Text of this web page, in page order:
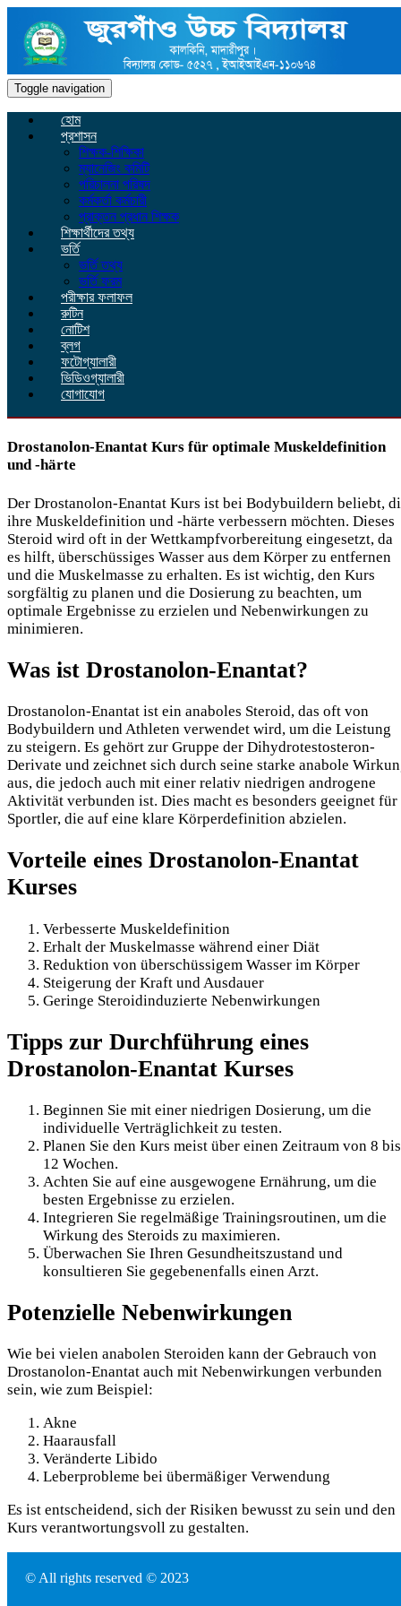
Toggle navigation
হোম
প্রশাসন
শিক্ষক-শিক্ষিকা
ম্যানেজিং কমিটি
পরিচালনা পরিষদ
কর্মকর্তা কর্মচারী
প্রাক্তন প্রধান শিক্ষক
শিক্ষার্থীদের তথ্য
ভর্তি
ভর্তি তথ্য
ভর্তি ফরম
পরীক্ষার ফলাফল
রুটিন
নোটিশ
ব্লগ
ফটোগ্যালারী
ভিডিওগ্যালারী
যোগাযোগ
Drostanolon-Enantat Kurs für optimale Muskeldefinition
und -härte
Der Drostanolon-Enantat Kurs ist bei Bodybuildern beliebt,
ihre Muskeldefinition und -härte verbessern möchten. Dieses
Steroid wird oft in der Wettkampfvorbereitung eingesetzt, da
es hilft, überschüssiges Wasser aus dem Körper zu entfernen
und die Muskelmasse zu erhalten. Es ist wichtig, den Kurs
sorgfältig zu planen und die Dosierung zu beachten, um
optimale Ergebnisse zu erzielen und Nebenwirkungen zu
minimieren.
Was ist Drostanolon-Enantat?
Drostanolon-Enantat ist ein anaboles Steroid, das oft von
Bodybuildern und Athleten verwendet wird, um die Leistung
zu steigern. Es gehört zur Gruppe der Dihydrotestosteron-
Derivate und zeichnet sich durch seine starke anabole
aus, die jedoch auch mit einer relativ niedrigen androgene
Aktivität verbunden ist. Dies macht es besonders geeignet für
Sportler, die auf eine klare Körperdefinition abzielen.
Vorteile eines Drostanolon-Enantat
Kurses
Verbesserte Muskeldefinition
Erhalt der Muskelmasse während einer Diät
Reduktion von überschüssigem Wasser im Körper
Steigerung der Kraft und Ausdauer
Geringe Steroidinduzierte Nebenwirkungen
Tipps zur Durchführung eines
Drostanolon-Enantat Kurses
Beginnen Sie mit einer niedrigen Dosierung, um die
individuelle Verträglichkeit zu testen.
Planen Sie den Kurs meist über einen Zeitraum von 8 bis
12 Wochen.
Achten Sie auf eine ausgewogene Ernährung, um die
besten Ergebnisse zu erzielen.
Integrieren Sie regelmäßige Trainingsroutinen, um die
Wirkung des Steroids zu maximieren.
Überwachen Sie Ihren Gesundheitszustand und
konsultieren Sie gegebenenfalls einen Arzt.
Potenzielle Nebenwirkungen
Wie bei vielen anabolen Steroiden kann der Gebrauch von
Drostanolon-Enantat auch mit Nebenwirkungen verbunden
sein, wie zum Beispiel:
Akne
Haarausfall
Veränderte Libido
Leberprobleme bei übermäßiger Verwendung
Es ist entscheidend, sich der Risiken bewusst zu sein und den
Kurs verantwortungsvoll zu gestalten.
© All rights reserved © 2023